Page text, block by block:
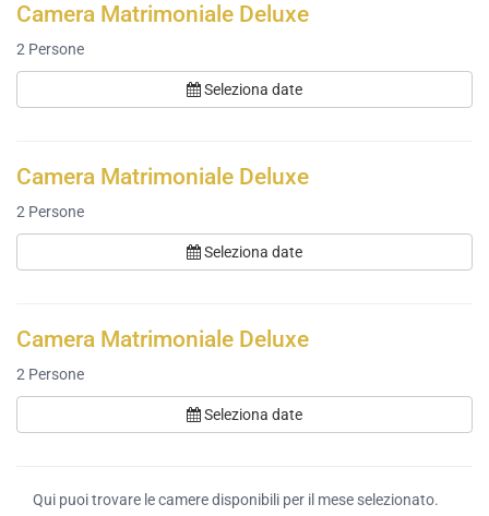
Camera Matrimoniale Deluxe
2 Persone
Seleziona date
Camera Matrimoniale Deluxe
2 Persone
Seleziona date
Camera Matrimoniale Deluxe
2 Persone
Seleziona date
Qui puoi trovare le camere disponibili per il mese selezionato.